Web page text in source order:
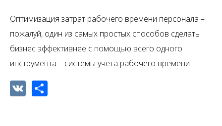
Оптимизация затрат рабочего времени персонала –
пожалуй, один из самых простых способов сделать
бизнес эффективнее с помощью всего одного
инструмента – системы учета рабочего времени.
VK Share